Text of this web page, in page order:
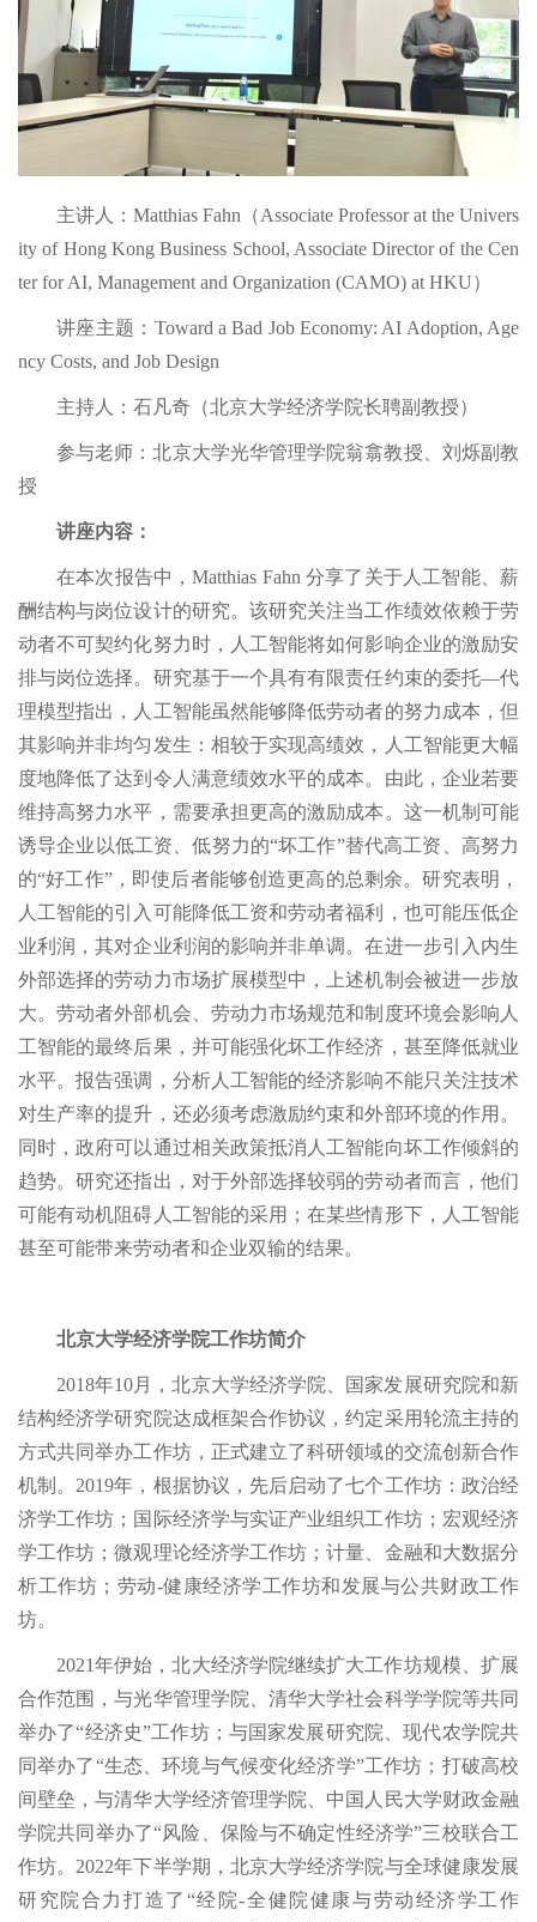
主讲人：Matthias Fahn（Associate Professor at the Univers
ity of Hong Kong Business School, Associate Director of the Cen
ter for AI, Management and Organization (CAMO) at HKU）
讲座主题：Toward a Bad Job Economy: AI Adoption, Age
ncy Costs, and Job Design
主持人：石凡奇（北京大学经济学院长聘副教授）
参与老师：北京大学光华管理学院翁翕教授、刘烁副教
授
讲座内容：
在本次报告中，Matthias Fahn 分享了关于人工智能、薪
酬结构与岗位设计的研究。该研究关注当工作绩效依赖于劳
动者不可契约化努力时，人工智能将如何影响企业的激励安
排与岗位选择。研究基于一个具有有限责任约束的委托—代
理模型指出，人工智能虽然能够降低劳动者的努力成本，但
其影响并非均匀发生：相较于实现高绩效，人工智能更大幅
度地降低了达到令人满意绩效水平的成本。由此，企业若要
维持高努力水平，需要承担更高的激励成本。这一机制可能
诱导企业以低工资、低努力的“坏工作”替代高工资、高努力
的“好工作”，即使后者能够创造更高的总剩余。研究表明，
人工智能的引入可能降低工资和劳动者福利，也可能压低企
业利润，其对企业利润的影响并非单调。在进一步引入内生
外部选择的劳动力市场扩展模型中，上述机制会被进一步放
大。劳动者外部机会、劳动力市场规范和制度环境会影响人
工智能的最终后果，并可能强化坏工作经济，甚至降低就业
水平。报告强调，分析人工智能的经济影响不能只关注技术
对生产率的提升，还必须考虑激励约束和外部环境的作用。
同时，政府可以通过相关政策抵消人工智能向坏工作倾斜的
趋势。研究还指出，对于外部选择较弱的劳动者而言，他们
可能有动机阻碍人工智能的采用；在某些情形下，人工智能
甚至可能带来劳动者和企业双输的结果。
北京大学经济学院工作坊简介
2018年10月，北京大学经济学院、国家发展研究院和新
结构经济学研究院达成框架合作协议，约定采用轮流主持的
方式共同举办工作坊，正式建立了科研领域的交流创新合作
机制。2019年，根据协议，先后启动了七个工作坊：政治经
济学工作坊；国际经济学与实证产业组织工作坊；宏观经济
学工作坊；微观理论经济学工作坊；计量、金融和大数据分
析工作坊；劳动-健康经济学工作坊和发展与公共财政工作
坊。
2021年伊始，北大经济学院继续扩大工作坊规模、扩展
合作范围，与光华管理学院、清华大学社会科学学院等共同
举办了“经济史”工作坊；与国家发展研究院、现代农学院共
同举办了“生态、环境与气候变化经济学”工作坊；打破高校
间壁垒，与清华大学经济管理学院、中国人民大学财政金融
学院共同举办了“风险、保险与不确定性经济学”三校联合工
作坊。2022年下半学期，北京大学经济学院与全球健康发展
研究院合力打造了“经院-全健院健康与劳动经济学工作